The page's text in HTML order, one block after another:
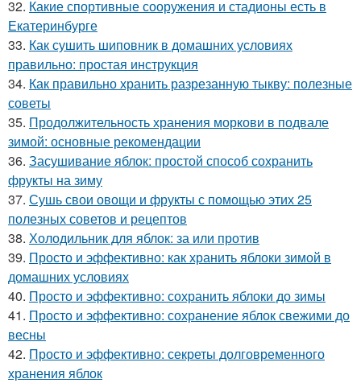
32. Какие спортивные сооружения и стадионы есть в
Екатеринбурге
33. Как сушить шиповник в домашних условиях
правильно: простая инструкция
34. Как правильно хранить разрезанную тыкву: полезные
советы
35. Продолжительность хранения моркови в подвале
зимой: основные рекомендации
36. Засушивание яблок: простой способ сохранить
фрукты на зиму
37. Сушь свои овощи и фрукты с помощью этих 25
полезных советов и рецептов
38. Холодильник для яблок: за или против
39. Просто и эффективно: как хранить яблоки зимой в
домашних условиях
40. Просто и эффективно: сохранить яблоки до зимы
41. Просто и эффективно: сохранение яблок свежими до
весны
42. Просто и эффективно: секреты долговременного
хранения яблок